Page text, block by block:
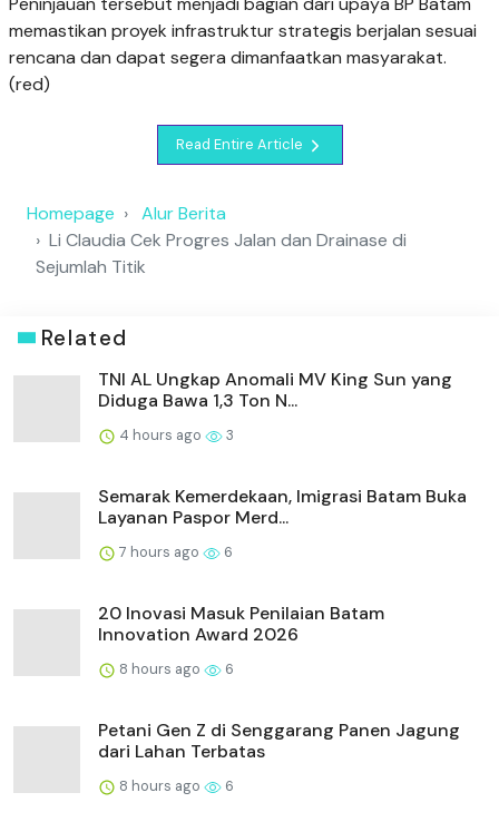
memastikan proyek infrastruktur strategis berjalan sesuai
rencana dan dapat segera dimanfaatkan masyarakat.
(red)
Read Entire Article
Homepage
Alur Berita
Li Claudia Cek Progres Jalan dan Drainase di
Sejumlah Titik
Related
TNI AL Ungkap Anomali MV King Sun yang
Diduga Bawa 1,3 Ton N...
4 hours ago 3
Semarak Kemerdekaan, Imigrasi Batam Buka
Layanan Paspor Merd...
7 hours ago 6
20 Inovasi Masuk Penilaian Batam
Innovation Award 2026
8 hours ago 6
Petani Gen Z di Senggarang Panen Jagung
dari Lahan Terbatas
8 hours ago 6